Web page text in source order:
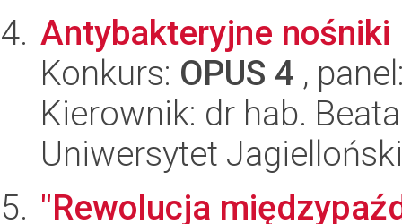
Antybakteryjne
Konkurs: OPUS 4 ,
Kierownik: dr hab.
Uniwersytet
"Rewolucja